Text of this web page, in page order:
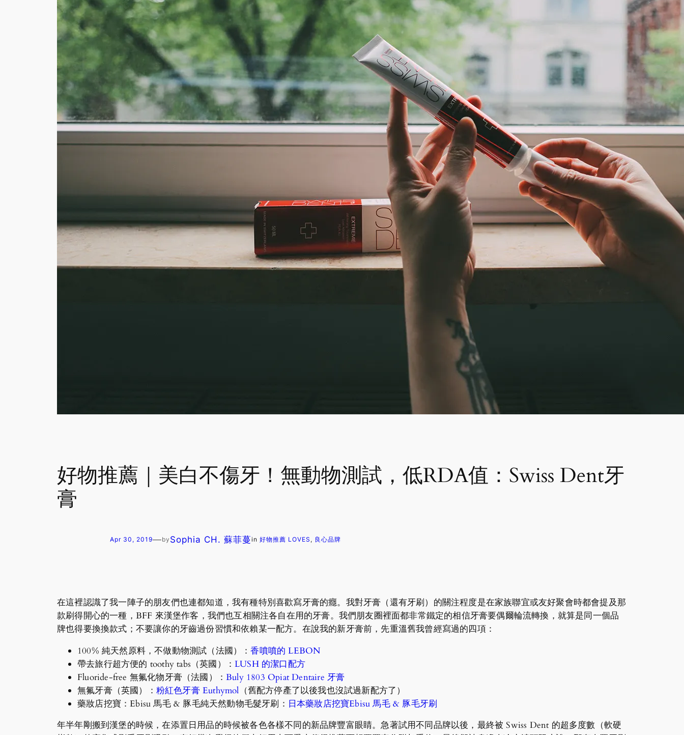
好物推薦｜美白不傷牙！無動物測試，低RDA值：Swiss Dent牙
膏
Apr 30, 2019—by Sophia CH. 蘇菲蔓in 好物推薦 LOVES , 良心品牌
在這裡認識了我一陣子的朋友們也連都知道，我有種特別喜歡寫牙膏的癮。我對牙膏（還有牙刷）的關注程度是在家族聯宜或友好聚會時都會提及那
款刷得開心的一種，BFF 來漢堡作客，我們也互相關注各自在用的牙膏。我們朋友圈裡面都非常鐵定的相信牙膏要偶爾輪流轉換，就算是同一個品
牌也得要換換款式；不要讓你的牙齒過份習慣和依賴某一配方。在說我的新牙膏前，先重溫舊我曾經寫過的四項：
100% 純天然原料，不做動物測試（法國）：香噴噴的 LEBON
帶去旅行超方便的 toothy tabs（英國）： LUSH 的潔口配方
Fluoride-free 無氟化物牙膏（法國）： Buly 1803 Opiat Dentaire 牙膏
無氟牙膏（英國）： 粉紅色牙膏 Euthymol （舊配方停產了以後我也沒試過新配方了）
藥妝店挖寶：Ebisu 馬毛 & 豚毛純天然動物毛髮牙刷： 日本藥妝店挖寶Ebisu 馬毛 & 豚毛牙刷
年半年剛搬到漢堡的時候，在添置日用品的時候被各色各樣不同的新品牌豐富眼睛。急著試用不同品牌以後，最終被 Swiss Dent 的超多度數（軟硬